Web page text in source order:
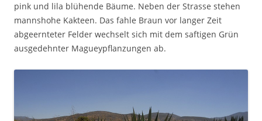
pink und lila blühende Bäume. Neben der Strasse stehen
mannshohe Kakteen. Das fahle Braun vor langer Zeit
abgeernteter Felder wechselt sich mit dem saftigen Grün
ausgedehnter Magueypflanzungen ab.